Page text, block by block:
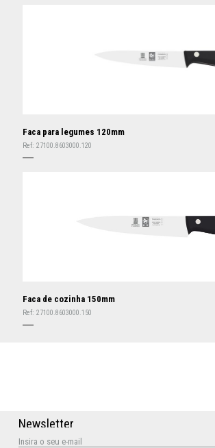
Faca para legumes 120mm
Ref: 27100.8603000.120
Faca de cozinha 150mm
Ref: 27100.8603000.150
Newsletter